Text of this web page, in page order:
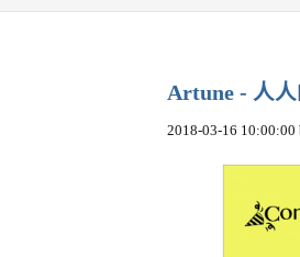
Artune - 人
2018-03-16 10:00:00